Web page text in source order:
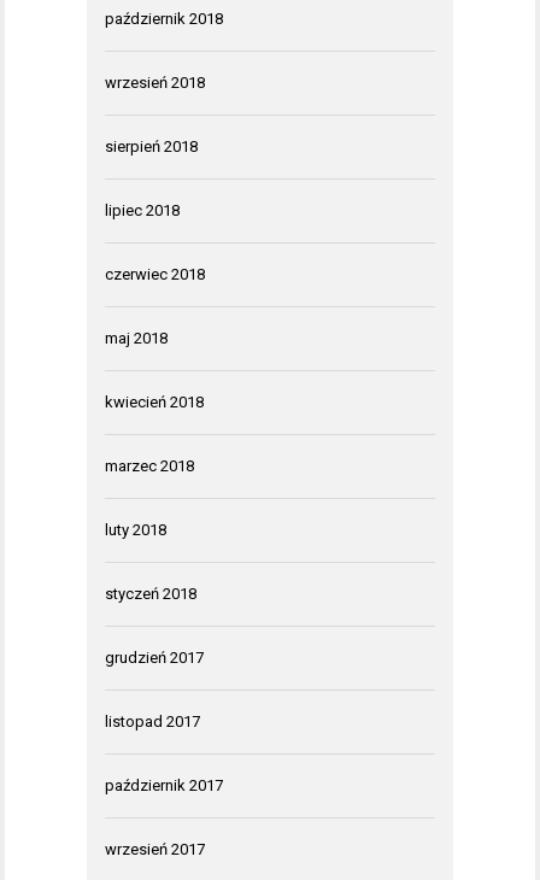
październik 2018
wrzesień 2018
sierpień 2018
lipiec 2018
czerwiec 2018
maj 2018
kwiecień 2018
marzec 2018
luty 2018
styczeń 2018
grudzień 2017
listopad 2017
październik 2017
wrzesień 2017